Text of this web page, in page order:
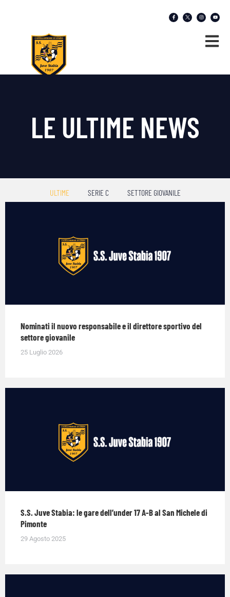
LE ULTIME NEWS
ULTIME SERIE C SETTORE GIOVANILE
Nominati il nuovo responsabile e il direttore sportivo del
settore giovanile
25 Luglio 2026
S.S. Juve Stabia: le gare dell’under 17 A-B al San Michele di
Pimonte
29 Agosto 2025